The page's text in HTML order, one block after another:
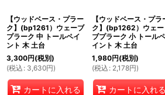
【ウッドベース・プラー
ク】(bp1261）ウェーブ
プラーク 中 トールペイ
ント 木 土台
3,300円(税別)
(税込 : 3,630円)
カートに入れる
【ウッドベース・プラ
ク】(bp1262）ウェー
ブプラーク 小 トールペ
イント 木 土台
1,980円(税別)
(税込 : 2,178円)
カートに入れ